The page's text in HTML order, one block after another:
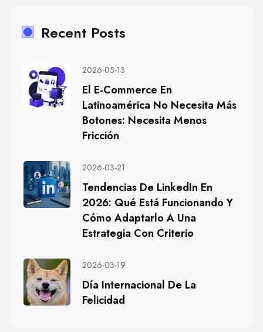
Recent Posts
2026-05-13
El E-Commerce En
Latinoamérica No Necesita Más
Botones: Necesita Menos
Fricción
2026-03-21
Tendencias De LinkedIn En
2026: Qué Está Funcionando Y
Cómo Adaptarlo A Una
Estrategia Con Criterio
2026-03-19
Día Internacional De La
Felicidad